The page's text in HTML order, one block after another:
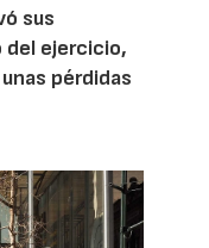
sus
del ejercicio,
pérdidas